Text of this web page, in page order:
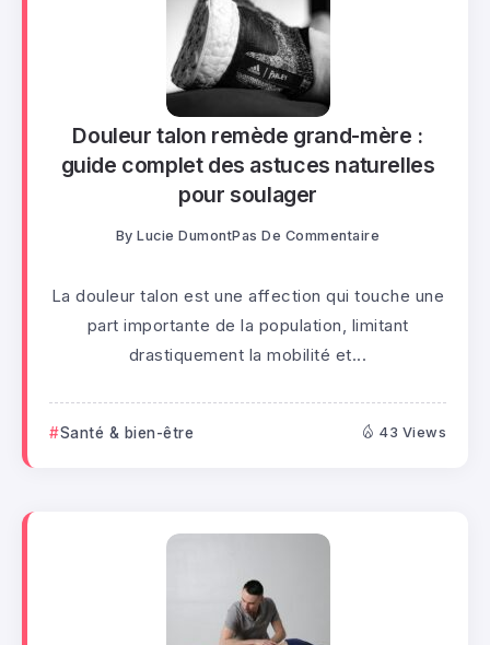
Douleur talon remède grand-mère :
guide complet des astuces naturelles
pour soulager
By Lucie DumontPas De Commentaire
La douleur talon est une affection qui touche une
part importante de la population, limitant
drastiquement la mobilité et...
Santé & bien-être 43 Views